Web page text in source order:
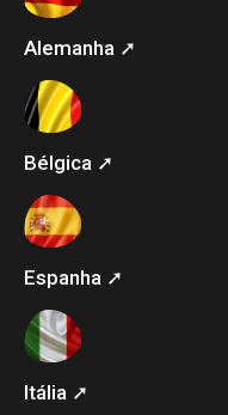
Alemanha ➚
Bélgica ➚
Espanha ➚
Itália ➚